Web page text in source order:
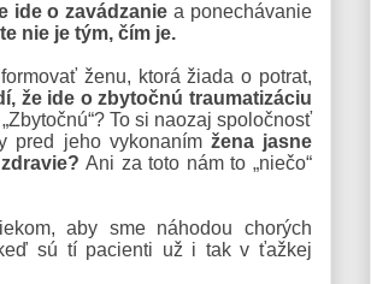
ide o zavádzanie a ponechávanie
nie je tým, čím je.
ženu, ktorá žiada o potrat,
že ide o zbytočnú traumatizáciu
To si naozaj spoločnosť
pred jeho vykonaním žena jasne
Ani za toto nám to „niečo“
aby sme náhodou chorých
sú tí pacienti už i tak v ťažkej